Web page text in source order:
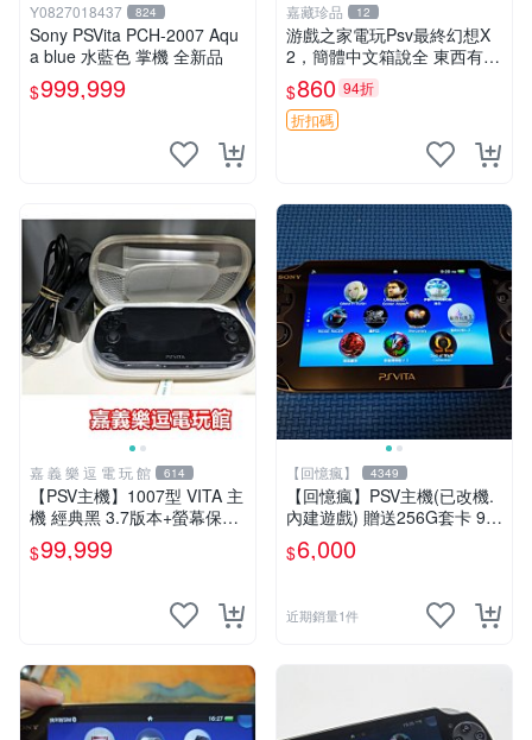
Y0827018437 824
Sony PSVita PCH-2007 Aqu
a blue 水藍色 掌機 全新品
$999,999
嘉藏珍品 12
游戲之家電玩Psv最終幻想X
2，簡體中文箱說全 東西有現
貨 可以發手物品 無質量問題
售不退不換
$860 94折
折扣碼
嘉 義 樂 逗 電 玩 館 614
【PSV主機】1007型 VITA 主
機 經典黑 3.7版本+螢幕保護
貼+主機收納包【9成新】✪中
古二手✪嘉義樂逗電玩館
$99,999
【回憶瘋】 4349
【回憶瘋】PSV主機(已改機.
內建遊戲) 贈送256G套卡 9成
新 遊戲機 PSVITA
$6,000
近期銷量1件